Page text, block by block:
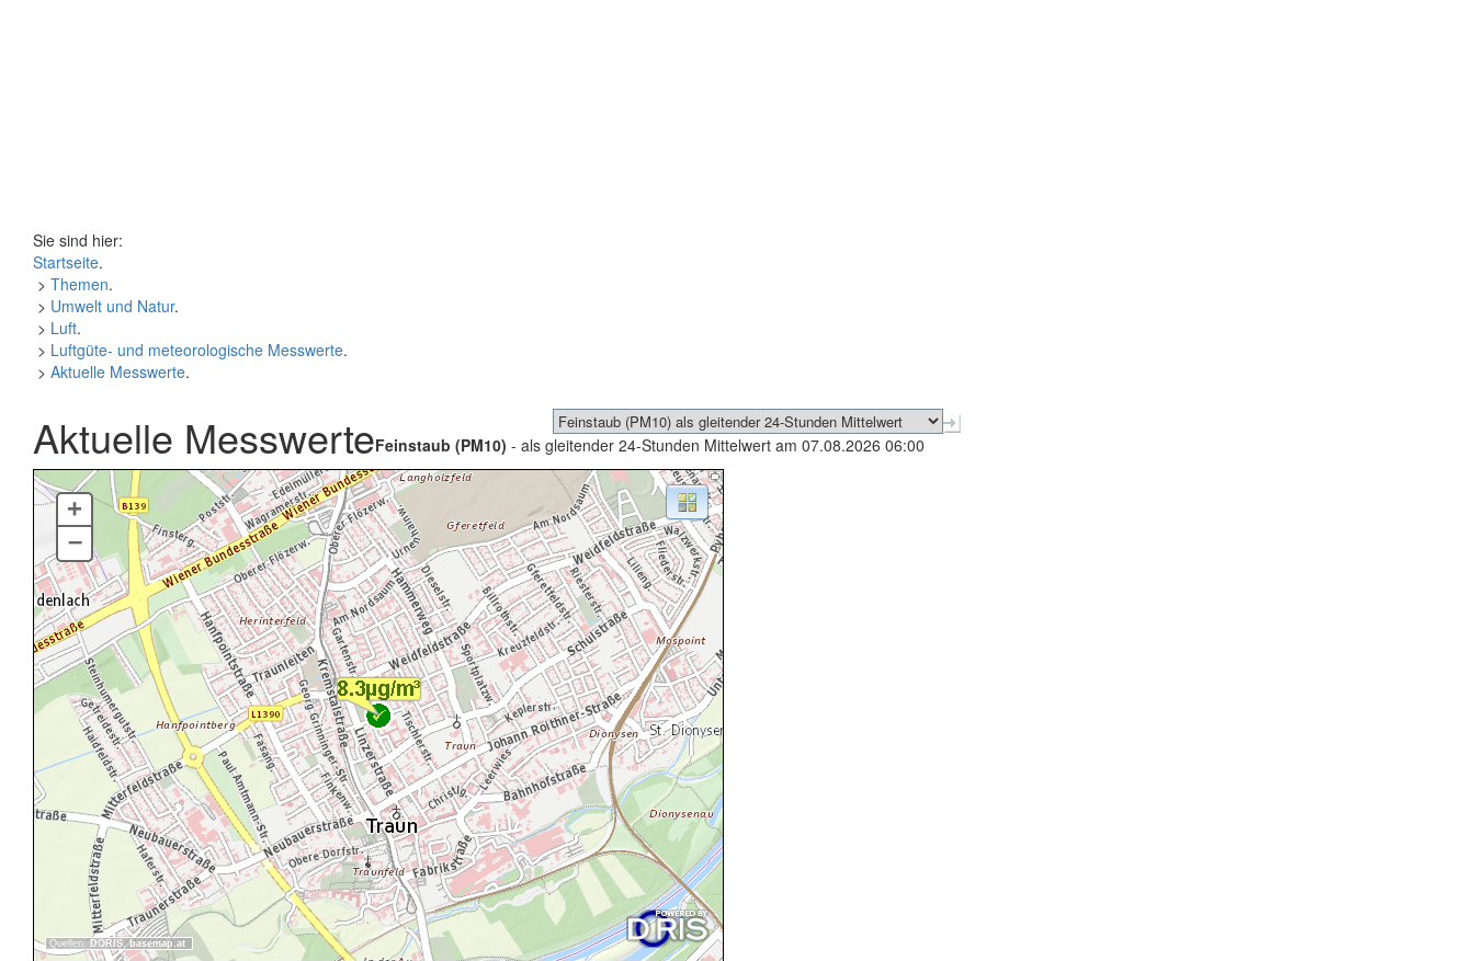
Sie sind hier:
Startseite.
> Themen.
> Umwelt und Natur.
> Luft.
> Luftgüte- und meteorologische Messwerte.
> Aktuelle Messwerte.
Aktuelle MesswerteFeinstaub (PM10) - als gleitender 24-Stunden Mittelwert am 07.08.2026 06:00
Quellen: DORIS, basemap.at
+
–